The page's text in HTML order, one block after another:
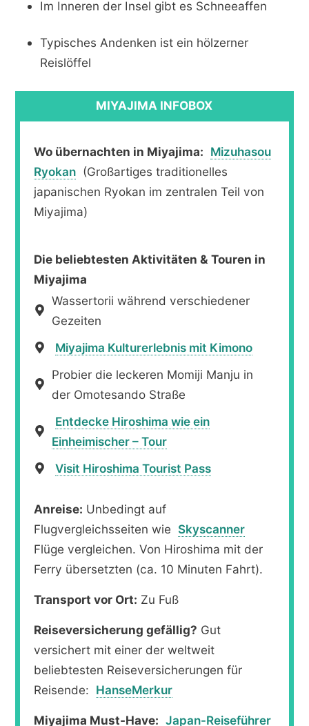
Im Inneren der Insel gibt es Schneeaffen
Typisches Andenken ist ein hölzerner
Reislöffel
MIYAJIMA INFOBOX
Wo übernachten in Miyajima: Mizuhasou
Ryokan (Großartiges traditionelles
japanischen Ryokan im zentralen Teil von
Miyajima)
Die beliebtesten Aktivitäten & Touren in
Miyajima
Wassertorii während verschiedener
Gezeiten
Miyajima Kulturerlebnis mit Kimono
Probier die leckeren Momiji Manju in
der Omotesando Straße
Entdecke Hiroshima wie ein
Einheimischer – Tour
Visit Hiroshima Tourist Pass
Anreise: Unbedingt auf
Flugvergleichsseiten wie Skyscanner
Flüge vergleichen. Von Hiroshima mit der
Ferry übersetzten (ca. 10 Minuten Fahrt).
Transport vor Ort: Zu Fuß
Reiseversicherung gefällig? Gut
versichert mit einer der weltweit
beliebtesten Reiseversicherungen für
Reisende: HanseMerkur
Miyajima Must-Have: Japan-Reiseführer